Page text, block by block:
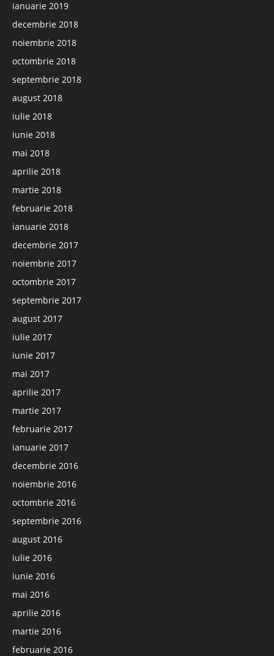
ianuarie 2019
decembrie 2018
noiembrie 2018
octombrie 2018
septembrie 2018
august 2018
iulie 2018
iunie 2018
mai 2018
aprilie 2018
martie 2018
februarie 2018
ianuarie 2018
decembrie 2017
noiembrie 2017
octombrie 2017
septembrie 2017
august 2017
iulie 2017
iunie 2017
mai 2017
aprilie 2017
martie 2017
februarie 2017
ianuarie 2017
decembrie 2016
noiembrie 2016
octombrie 2016
septembrie 2016
august 2016
iulie 2016
iunie 2016
mai 2016
aprilie 2016
martie 2016
februarie 2016